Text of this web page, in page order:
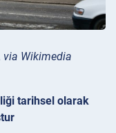
via Wikimedia
tarihsel olarak